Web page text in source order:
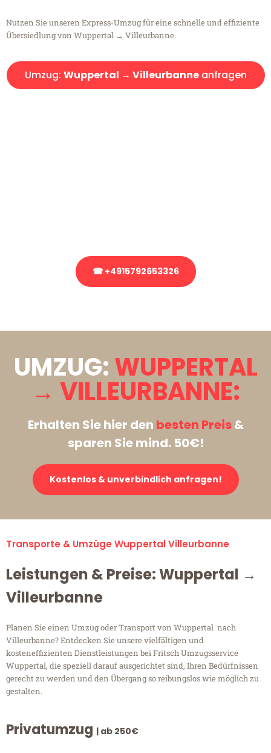
Nutzen Sie unseren Express-Umzug für eine schnelle und effiziente
Übersiedlung von Wuppertal → Villeurbanne.
Umzug: Wuppertal → Villeurbanneanfragen
☎ +4915792653326
UMZUG:WUPPERTAL
→ VILLEURBANNE:
Erhalten Sie hier den besten Preis&
sparen Sie mind. 50€!
Kostenlos & unverbindlich anfragen!
Transporte & Umzüge Wuppertal Villeurbanne
Leistungen & Preise: Wuppertal →
Villeurbanne
Planen Sie einen Umzug oder Transport von Wuppertal nach
Villeurbanne? Entdecken Sie unsere vielfältigen und
kosteneffizienten Dienstleistungen bei Fritsch Umzugsservice
Wuppertal, die speziell darauf ausgerichtet sind, Ihren Bedürfnissen
gerecht zu werden und den Übergang so reibungslos wie möglich zu
gestalten.
Privatumzug | ab 250€